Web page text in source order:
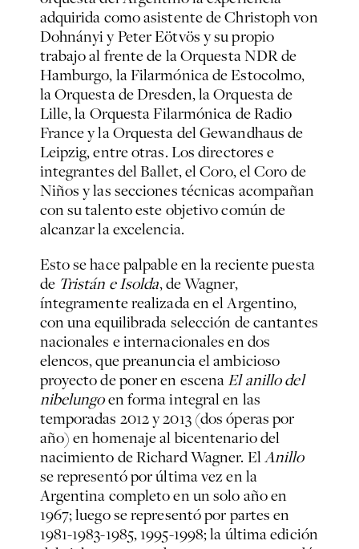
adquirida como asistente de Christoph von
Dohnányi y Peter Eötvös y su propio
trabajo al frente de la Orquesta NDR de
Hamburgo, la Filarmónica de Estocolmo,
la Orquesta de Dresden, la Orquesta de
Lille, la Orquesta Filarmónica de Radio
France y la Orquesta del Gewandhaus de
Leipzig, entre otras. Los directores e
integrantes del Ballet, el Coro, el Coro de
Niños y las secciones técnicas acompañan
con su talento este objetivo común de
alcanzar la excelencia.
Esto se hace palpable en la reciente puesta
de Tristán e Isolda, de Wagner,
íntegramente realizada en el Argentino,
con una equilibrada selección de cantantes
nacionales e internacionales en dos
elencos, que preanuncia el ambicioso
proyecto de poner en escenaEl anillo del
nibelungoen forma integral en las
temporadas 2012 y 2013 (dos óperas por
año) en homenaje al bicentenario del
nacimiento de Richard Wagner. ElAnillo
se representó por última vez en la
Argentina completo en un solo año en
1967; luego se representó por partes en
1981-1983-1985, 1995-1998; la última edición